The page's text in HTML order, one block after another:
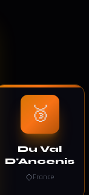
🥉
Du Val
D'Ancenis
France